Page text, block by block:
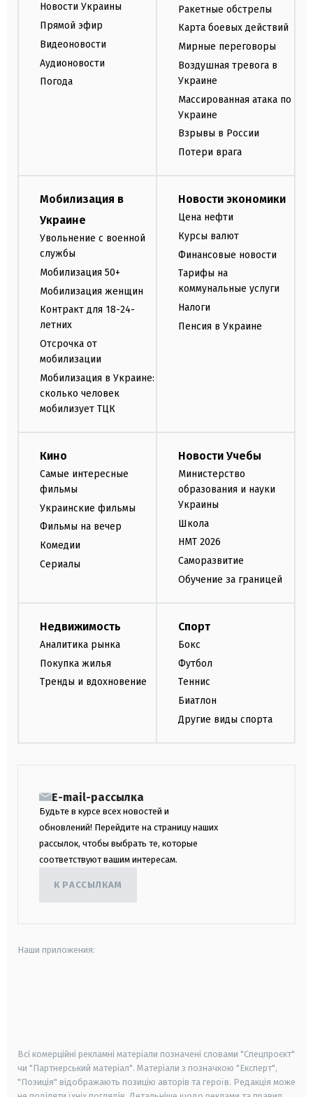
Новости Украины
Прямой эфир
Видеоновости
Аудионовости
Погода
Ракетные обстрелы
Карта боевых действий
Мирные переговоры
Воздушная тревога в
Украине
Массированная атака по
Украине
Взрывы в России
Потери врага
Мобилизация в
Украине
Увольнение с военной
службы
Мобилизация 50+
Мобилизация женщин
Контракт для 18-24-
летних
Отсрочка от
мобилизации
Мобилизация в Украине:
сколько человек
мобилизует ТЦК
Новости экономики
Цена нефти
Курсы валют
Финансовые новости
Тарифы на
коммунальные услуги
Налоги
Пенсия в Украине
Кино
Самые интересные
фильмы
Украинские фильмы
Фильмы на вечер
Комедии
Сериалы
Новости Учебы
Министерство
образования и науки
Украины
Школа
НМТ 2026
Саморазвитие
Обучение за границей
Недвижимость
Аналитика рынка
Покупка жилья
Тренды и вдохновение
Спорт
Бокс
Футбол
Теннис
Биатлон
Другие виды спорта
E-mail-рассылка
Будьте в курсе всех новостей и
обновлений! Перейдите на страницу наших
рассылок, чтобы выбрать те, которые
соответствуют вашим интересам.
К РАССЫЛКАМ
Наши приложения:
Всі комерційні рекламні матеріали позначені словами "Спецпроєкт"
чи "Партнерський матеріал". Матеріали з позначкою "Експерт",
"Позиція" відображають позицію авторів та героїв. Редакція може